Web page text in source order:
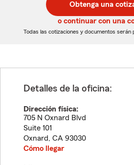
de
5
dígitos
de
5
dígitos
Obtenga una
o continuar con una
Todas las cotizaciones y documentos serán
Detalles de la oficina:
Dirección física:
705 N Oxnard Blvd
Suite 101
Oxnard, CA 93030
Cómo llegar